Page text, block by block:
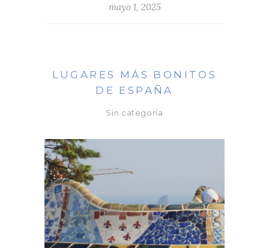
mayo 1, 2025
LUGARES MÁS BONITOS
DE ESPAÑA
Sin categoría